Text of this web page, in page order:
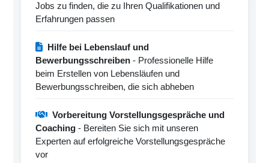
Jobs zu finden, die zu Ihren Qualifikationen und
Erfahrungen passen
Hilfe bei Lebenslauf und
Bewerbungsschreiben - Professionelle Hilfe
beim Erstellen von Lebensläufen und
Bewerbungsschreiben, die sich abheben
Vorbereitung Vorstellungsgespräche und
Coaching - Bereiten Sie sich mit unseren
Experten auf erfolgreiche Vorstellungsgespräche
vor